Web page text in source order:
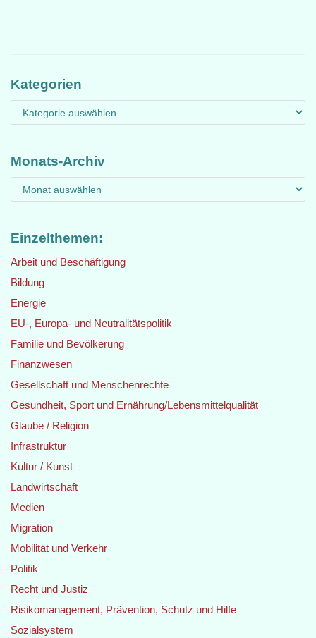
Kategorien
Monats-Archiv
Einzelthemen:
Arbeit und Beschäftigung
Bildung
Energie
EU-, Europa- und Neutralitätspolitik
Familie und Bevölkerung
Finanzwesen
Gesellschaft und Menschenrechte
Gesundheit, Sport und Ernährung/Lebensmittelqualität
Glaube / Religion
Infrastruktur
Kultur / Kunst
Landwirtschaft
Medien
Migration
Mobilität und Verkehr
Politik
Recht und Justiz
Risikomanagement, Prävention, Schutz und Hilfe
Sozialsystem